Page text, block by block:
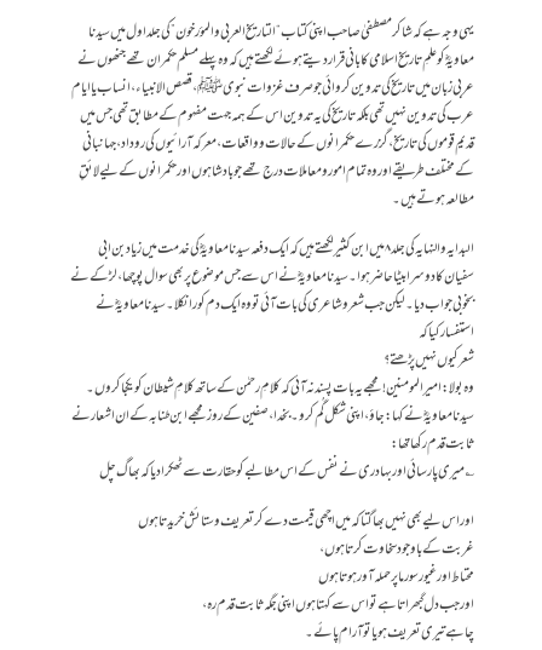
یہی وجہ ہے کہ شاکر مصطفیٰ صاحب اپنی کتاب “التاریخ العربی و المؤرخون” کی جلد اول میں سیدنا
معاویہؓ کو علمِ تاریخ اسلامی کا بانی قرار دیتے ہوئے لکھتے ہیں کہ وہ پہلے مسلم حکمران تھے جنھوں نے
عربی زبان میں تاریخ کی تدوین کروائی جو صرف غزوات نبویﷺ، قصص الانبیاء، انساب یا ایام
عرب کی تدوین نہیں تھی بلکہ تاریخ کی یہ تدوین اس کے ہمہ جہت مفہوم کے مطابق تھی جس میں
قدیم قوموں کی تاریخ، گزرے حکمرانوں کے حالات و واقعات، معرکہ آرائیوں کی روداد، جہانبانی
کے مختلف طریقے اور وہ تمام امور و معاملات درج تھے جو بادشاہوں اور حکمرانوں کے لیے لائقِ
مطالعہ ہوتے ہیں۔
البدایہ و النہایہ کی جلد ۸ میں ابن کثیر لکھتے ہیں کہ ایک دفعہ سیدنا معاویہؓ کی خدمت میں زیاد بن ابی
سفیان کا دوسرا بیٹا حاضر ہوا۔ سیدنا معاویہؓ نے اس سے جس موضوع پر بھی سوال پوچھا، لڑکے نے
بخوبی جواب دیا۔ لیکن جب شعر و شاعری کی بات آئی تو وہ ایک دم کورا نکلا۔ سیدنا معاویہؓ نے
استفسار کیا کہ
شعر کیوں نہیں پڑھتے؟
وہ بولا:امیر المومنین! مجھے یہ بات پسند نہ آئی کہ کلامِ رحمٰن کے ساتھ کلامِ شیطان کو یکجا کروں۔
سیدنا معاویہؓ نے کہا:جاؤ، اپنی شکل گُم کرو۔ بخدا، صفین کے روز مجھے ابن طنابہ کے ان اشعار نے
ثابت قدم رکھا تھا:
؎ میری پارسائی اور بہادری نے نفس کے اس مطالبے کو حقارت سے ٹھکرادیا کہ بھاگ چل
اور اس لیے بھی نہیں بھاگتا کہ میں اچھی قیمت دے کر تعریف و ستائش خریدتا ہوں
غربت کے باوجود سخاوت کرتا ہوں،
محتاط اور غیور سورما پر حملہ آور ہوتا ہوں
اور جب دل گبھراتا ہے تو اس سے کہتا ہوں اپنی جگہ ثابت قدم رہ،
چاہے تیری تعریف ہو یا تو آرام پائے۔